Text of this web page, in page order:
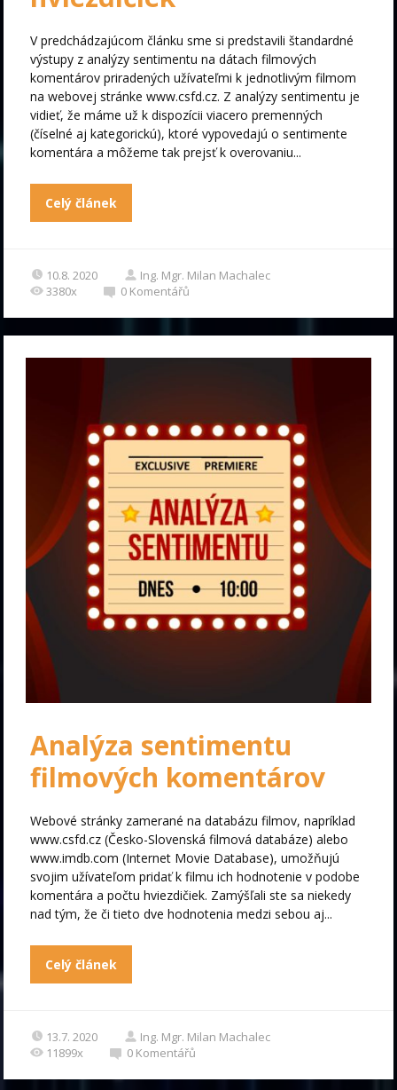
V predchádzajúcom článku sme si predstavili štandardné
výstupy z analýzy sentimentu na dátach filmových
komentárov priradených užívateľmi k jednotlivým filmom
na webovej stránke www.csfd.cz. Z analýzy sentimentu je
vidieť, že máme už k dispozícii viacero premenných
(číselné aj kategorickú), ktoré vypovedajú o sentimente
komentára a môžeme tak prejsť k overovaniu...
Celý článek
10.8. 2020
Ing. Mgr. Milan Machalec
3380x
0 Komentářů
Analýza sentimentu
filmových komentárov
Webové stránky zamerané na databázu filmov, napríklad
www.csfd.cz (Česko-Slovenská filmová databáze) alebo
www.imdb.com (Internet Movie Database), umožňujú
svojim užívateľom pridať k filmu ich hodnotenie v podobe
komentára a počtu hviezdičiek. Zamýšľali ste sa niekedy
nad tým, že či tieto dve hodnotenia medzi sebou aj...
Celý článek
13.7. 2020
Ing. Mgr. Milan Machalec
11899x
0 Komentářů